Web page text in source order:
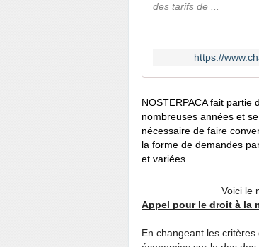
des tarifs de ...
https://
NOSTERPACA fait
nombreuses années et
nécessaire de faire
la forme de demandes
et variées.
Voici le
Appel pour le droit à la
En changeant les